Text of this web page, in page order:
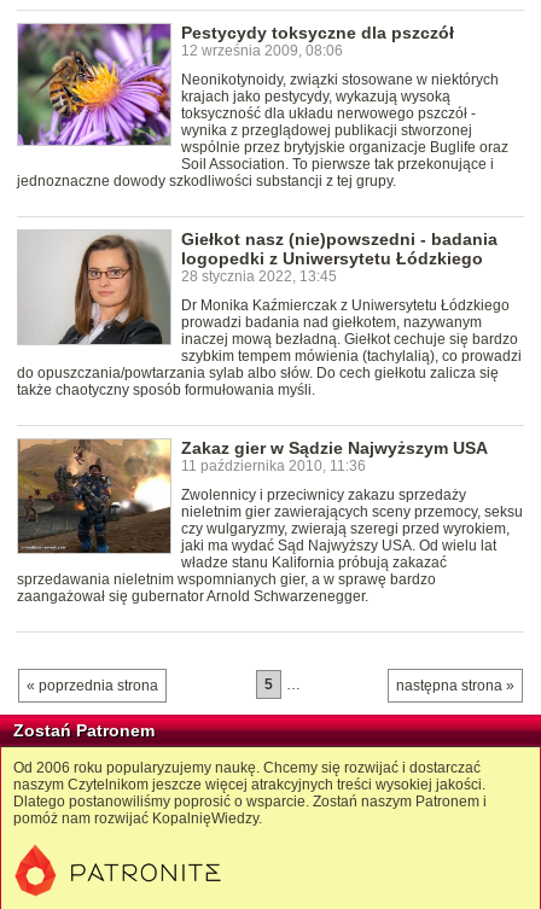
Pestycydy toksyczne dla pszczół
12 września 2009, 08:06
Neonikotynoidy, związki stosowane w niektórych
krajach jako pestycydy, wykazują wysoką
toksyczność dla układu nerwowego pszczół -
wynika z przeglądowej publikacji stworzonej
wspólnie przez brytyjskie organizacje Buglife oraz
Soil Association. To pierwsze tak przekonujące i
jednoznaczne dowody szkodliwości substancji z tej grupy.
Giełkot nasz (nie)powszedni - badania
logopedki z Uniwersytetu Łódzkiego
28 stycznia 2022, 13:45
Dr Monika Kaźmierczak z Uniwersytetu Łódzkiego
prowadzi badania nad giełkotem, nazywanym
inaczej mową bezładną. Giełkot cechuje się bardzo
szybkim tempem mówienia (tachylalią), co prowadzi
do opuszczania/powtarzania sylab albo słów. Do cech giełkotu zalicza się
także chaotyczny sposób formułowania myśli.
Zakaz gier w Sądzie Najwyższym USA
11 października 2010, 11:36
Zwolennicy i przeciwnicy zakazu sprzedaży
nieletnim gier zawierających sceny przemocy, seksu
czy wulgaryzmy, zwierają szeregi przed wyrokiem,
jaki ma wydać Sąd Najwyższy USA. Od wielu lat
władze stanu Kalifornia próbują zakazać
sprzedawania nieletnim wspomnianych gier, a w sprawę bardzo
zaangażował się gubernator Arnold Schwarzenegger.
« poprzednia strona następna strona »
5 …
Zostań Patronem
Od 2006 roku popularyzujemy naukę. Chcemy się rozwijać i dostarczać
naszym Czytelnikom jeszcze więcej atrakcyjnych treści wysokiej jakości.
Dlatego postanowiliśmy poprosić o wsparcie. Zostań naszym Patronem i
pomóż nam rozwijać KopalnięWiedzy.